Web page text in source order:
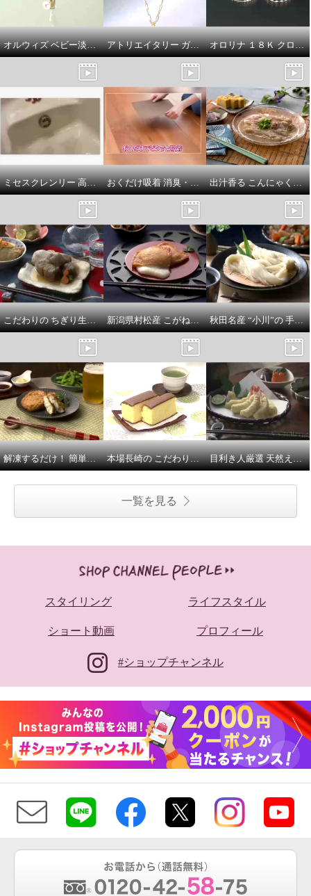
¥0
オルウィズ ベビー淡水パール 片側用イヤーカフ アトリエイタリー ガラスデザイン ペンダント オロリナ １８Ｋ クロスランタン ネックレス／バングル
ミセスクレンリー 高濃度洗浄で汚れが 滝のように溢れ出す！ 風呂釜洗浄剤 ナイアガラ～ン おくだけ吸着 消臭・はっ水・防汚機能付 タイルマット同色２５枚 増量セット 出汁香る こんにゃくそうめん
こだわりの ちぎり生芋こんにゃく （味付） 新潟県村松産 こがねもち米使用！ レンジで簡単 いなりもち 秋田名産 “小川”の 手延べ稲庭うどん ＜わけあり＞
解凍するだけ！ 簡単便利な 杉永蒲鉾 お好み天 本場長崎の こだわりカステラ ＜わけあり＞ 目利き人厳選 天然えびの天ぷら
一覧を見る
スタイリング ライフスタイル
ショート動画 プロフィール
#ショップチャンネル